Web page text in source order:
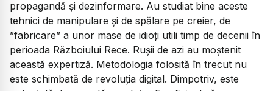
propagandă și dezinformare. Au studiat bine aceste
tehnici de manipulare și de spălare pe creier, de
”fabricare” a unor mase de idioți utili timp de decenii în
perioada Războiului Rece. Rușii de azi au moștenit
această expertiză. Metodologia folosită în trecut nu
este schimbată de revoluția digital. Dimpotriv, este